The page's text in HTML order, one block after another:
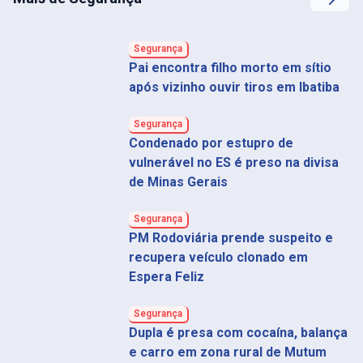
Segurança
Pai encontra filho morto em sítio
após vizinho ouvir tiros em Ibatiba
Segurança
Condenado por estupro de
vulnerável no ES é preso na divisa
de Minas Gerais
Segurança
PM Rodoviária prende suspeito e
recupera veículo clonado em
Espera Feliz
Segurança
Dupla é presa com cocaína, balança
e carro em zona rural de Mutum